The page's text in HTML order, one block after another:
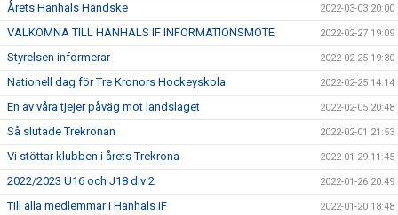
Årets Hanhals Handske 2022-03-03 20:00
VÄLKOMNA TILL HANHALS IF INFORMATIONSMÖTE 2022-02-27 19:09
Styrelsen informerar 2022-02-25 19:30
Nationell dag för Tre Kronors Hockeyskola 2022-02-25 14:14
En av våra tjejer påväg mot landslaget 2022-02-05 20:48
Så slutade Trekronan 2022-02-01 21:53
Vi stöttar klubben i årets Trekrona 2022-01-29 11:45
2022/2023 U16 och J18 div 2 2022-01-26 20:49
Till alla medlemmar i Hanhals IF 2022-01-20 18:48